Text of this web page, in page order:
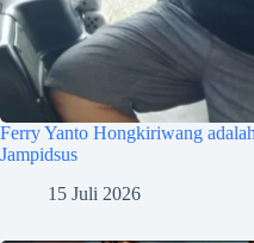
Ferry Yanto Hongkiriwang
Jampidsus
15 Juli 2026